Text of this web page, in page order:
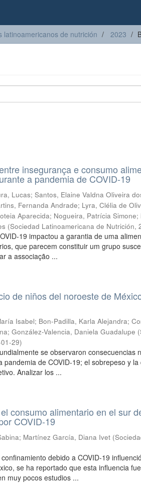
latinoamericanos de nutrición 2023
insegurança e consumo
a pandemia de COVID-19
Lucas;Santos, Elaine Valdna Oliveira
Fernanda Andrade; Lyra, Clélia de
Aparecida; Nogueira, Patrícia Simone;
(Sociedad Latinoamericana de Nutrición,
19 impactou a garantia de uma
que parecem constituir um grupo
a associação ...
de niños del noroeste de
Isabel; Bon-Padilla, Karla Alejandra;
;González-Valencia, Daniela Guadalupe (
29)
se observaron consecuencias
pandemia de COVID-19; el sobrepeso y
Analizar los ...
consumo alimentario en el sur
COVID-19
; Martínez García, Diana Ivet (
debido a COVID-19
se ha reportado que esta influencia
muy pocos estudios ...